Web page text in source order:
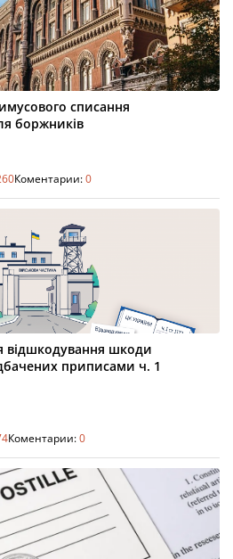
списання
боржників
Коментарии:0
відшкодування шкоди
приписами ч. 1
Коментарии:0